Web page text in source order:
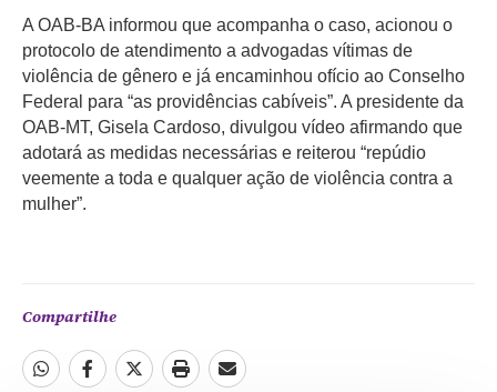
A OAB-BA informou que acompanha o caso, acionou o
protocolo de atendimento a advogadas vítimas de
violência de gênero e já encaminhou ofício ao Conselho
Federal para “as providências cabíveis”. A presidente da
OAB-MT, Gisela Cardoso, divulgou vídeo afirmando que
adotará as medidas necessárias e reiterou “repúdio
veemente a toda e qualquer ação de violência contra a
mulher”.
Compartilhe